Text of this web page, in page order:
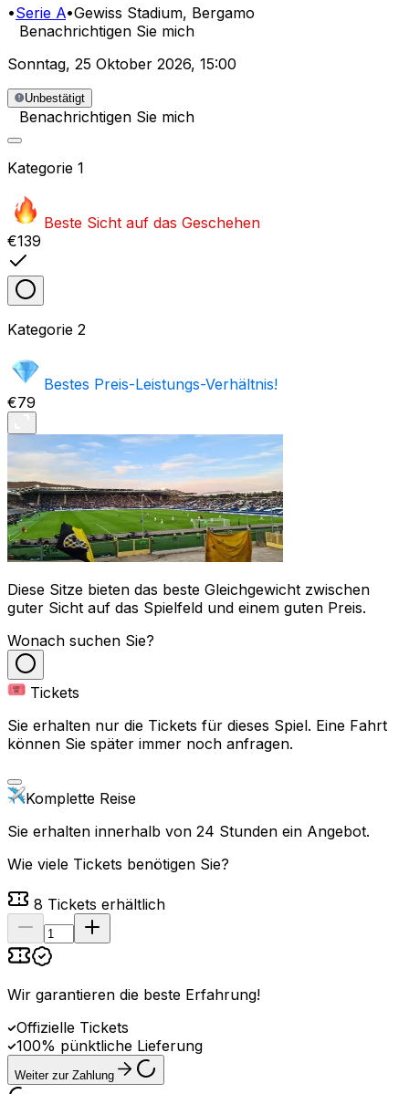
•Serie A•Gewiss Stadium, Bergamo
Benachrichtigen Sie mich
Sonntag, 25 Oktober 2026, 15:00
Unbestätigt
Benachrichtigen Sie mich
Kategorie 1
Beste Sicht auf das Geschehen
€139
Kategorie 2
Bestes Preis-Leistungs-Verhältnis!
€79
Diese Sitze bieten das beste Gleichgewicht zwischen
guter Sicht auf das Spielfeld und einem guten Preis.
Wonach suchen Sie?
Tickets
Sie erhalten nur die Tickets für dieses Spiel. Eine Fahrt
können Sie später immer noch anfragen.
Komplette Reise
Sie erhalten innerhalb von 24 Stunden ein Angebot.
Wie viele Tickets benötigen Sie?
8 Tickets erhältlich
Wir garantieren die beste Erfahrung!
Offizielle Tickets
100% pünktliche Lieferung
Weiter zur Zahlung